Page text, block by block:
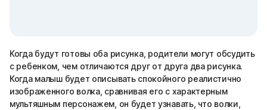
Когда будут готовы оба рисунка, родители могут обсудить
с ребенком, чем отличаются друг от друга два рисунка.
Когда малыш будет описывать спокойного реалистично
изображенного волка, сравнивая его с характерным
мультяшным персонажем, он будет узнавать, что волки,